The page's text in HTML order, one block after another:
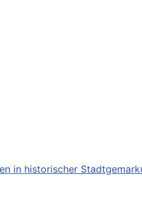
in historischer